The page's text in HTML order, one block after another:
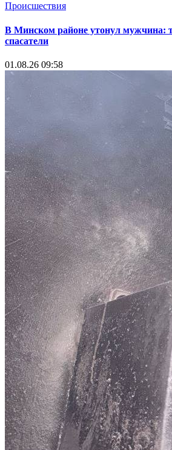
Происшествия
В Минском районе утонул мужчина:
спасатели
01.08.26 09:58